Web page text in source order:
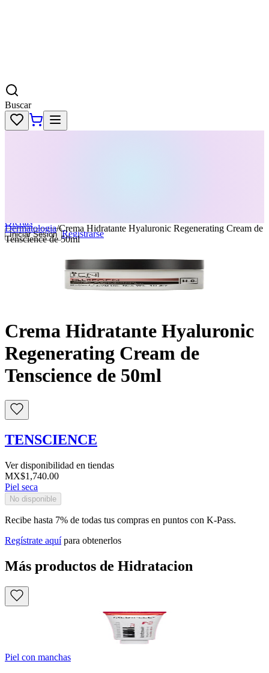
Buscar
Ofertas
Iniciar Sesion Registrarse
Dermatologia/Crema Hidratante Hyaluronic Regenerating Cream de
Tenscience de 50ml
Crema Hidratante Hyaluronic
Regenerating Cream de
Tenscience de 50ml
TENSCIENCE
Ver disponibilidad en tiendas
MX$1,740.00
Piel seca
No disponible
Recibe hasta 7% de todas tus compras en puntos con K-Pass.
Regístrate aquí para obtenerlos
Más productos de Hidratacion
Piel con manchas